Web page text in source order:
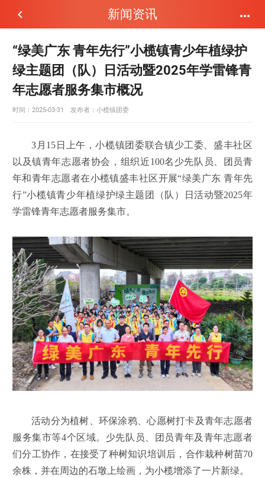
 新闻资讯 
“绿美广东 青年先行”小榄镇青少年植绿护
绿主题团（队）日活动暨2025年学雷锋青
年志愿者服务集市概况
时间：2025-03-31 发布者： 小榄镇团委
3月15日上午，小榄镇团委联合镇少工委、盛丰社区
以及镇青年志愿者协会，组织近100名少先队员、团员青
年和青年志愿者在小榄镇盛丰社区开展“绿美广东 青年先
行”小榄镇青少年植绿护绿主题团（队）日活动暨2025年
学雷锋青年志愿者服务集市。
活动分为植树、环保涂鸦、心愿树打卡及青年志愿者
服务集市等4个区域。少先队员、团员青年及青年志愿者
们分工协作，在接受了种树知识培训后，合作栽种树苗70
余株，并在周边的石墩上绘画，为小榄增添了一片新绿。